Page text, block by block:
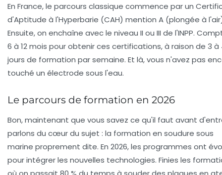
En France, le parcours classique commence par un
d'Aptitude à l'Hyperbarie (CAH) mention A (plongée à
Ensuite, on enchaîne avec le niveau II ou III de l'INPP.
6 à 12 mois pour obtenir ces certifications, à raison de 3 à
jours de formation par semaine. Et là, vous n'avez pas
touché un électrode sous l'eau.
Le parcours de formation en 2026
Bon, maintenant que vous savez ce qu'il faut avant
parlons du cœur du sujet : la formation en soudure sous
marine proprement dite. En 2026, les programmes ont
pour intégrer les nouvelles technologies. Finies les